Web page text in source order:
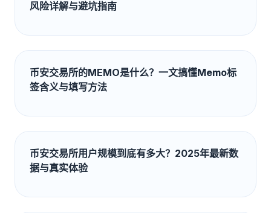
风险详解与避坑指南
币安交易所的MEMO是什么？一文搞懂Memo标
签含义与填写方法
币安交易所用户规模到底有多大？2025年最新数
据与真实体验